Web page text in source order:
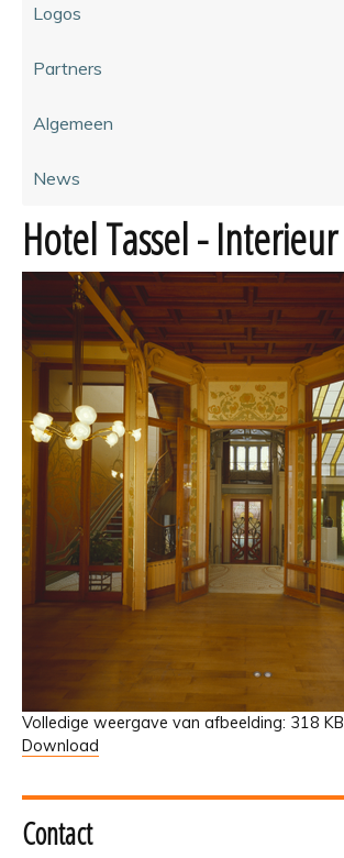
Logos
Partners
Algemeen
News
Hotel Tassel - Interieur
Volledige weergave van afbeelding: 318 KB
Download
Contact